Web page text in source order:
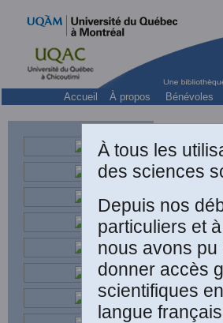
Accueil À propos Bénévoles
À tous les
des sciences
Depuis nos
particuliers et
nous avons
donner accès
scientifiques
langue